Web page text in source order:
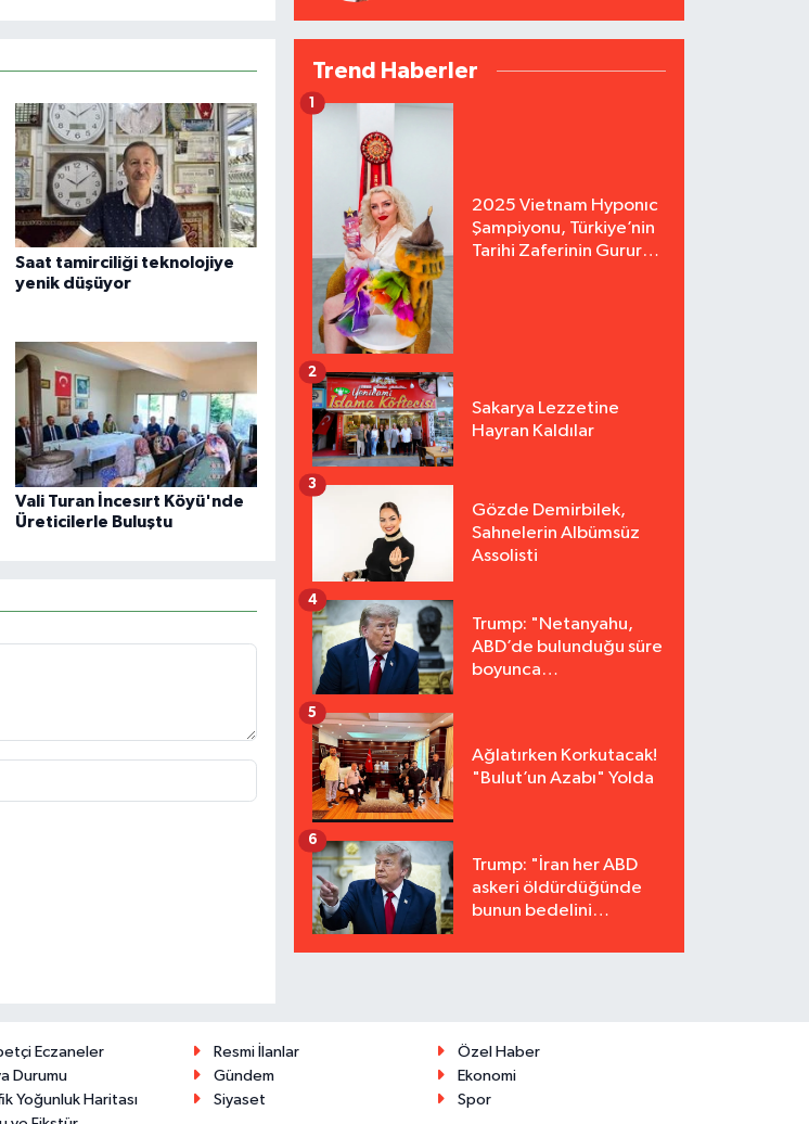
Saat tamirciliği teknolojiye
yenik düşüyor
Vali Turan İncesırt Köyü'nde
Üreticilerle Buluştu
Trend Haberler
2025 Vietnam Hyponıc
Şampiyonu, Türkiye’nin
Tarihi Zaferinin Gururu
1
Sakarya Lezzetine
Hayran Kaldılar
2
Gözde Demirbilek,
Sahnelerin Albümsüz
Assolisti
3
Trump: "Netanyahu,
ABD’de bulunduğu süre
boyunca
4
Ağlatırken Korkutacak!
"Bulut’un Azabı" Yolda
5
Trump: "İran her ABD
askeri öldürdüğünde
bunun bedelini
6
Eczaneler
Durumu
Yoğunluk Haritası
Resmi İlanlar
Özel Haber
Gündem
Ekonomi
Siyaset
Spor